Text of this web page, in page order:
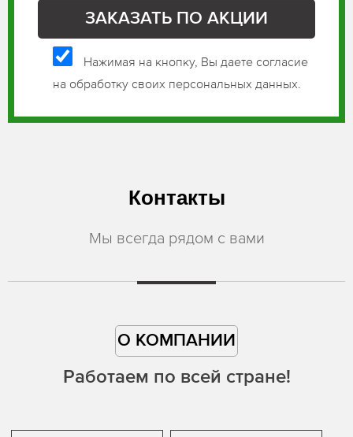
Нажимая на кнопку, Вы даете согласие
на обработку своих персональных данных.
Контакты
Мы всегда рядом с вами
О КОМПАНИИ
Работаем по всей стране!